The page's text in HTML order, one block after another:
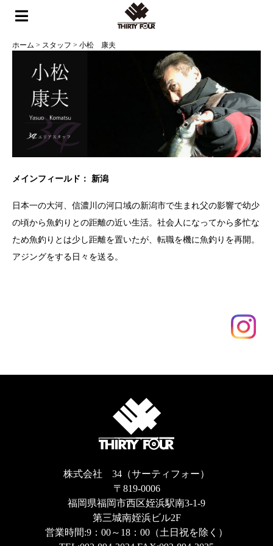
ホーム > スタッフ > 小松 康夫
メインフィールド： 新潟
日本一の大河、信濃川の河口域の新潟市で生まれ父の影響で幼少
の頃から魚釣りとの距離の近い生活。社会人になってから多忙な
ため魚釣りとは少し距離を置いたが、転職を機に魚釣りを再開。
アジングをする日々を送る。
株式会社 34（サーティフォー）
〒819-0006
福岡県福岡市西区姪浜駅南3-1-9
第三城南姪浜ビル2F
営業時間:9：00～18：00（土日祝を除く）